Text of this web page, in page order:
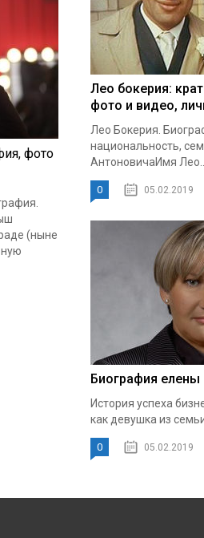
фото
(ныне
Лео бокерия:
фото и видео,
Лео Бокерия.
национальность,
АнтоновичаИмя Лео...
0 05.02.2019
Биография елены
История успеха
как девушка из семьи
0 05.02.2019